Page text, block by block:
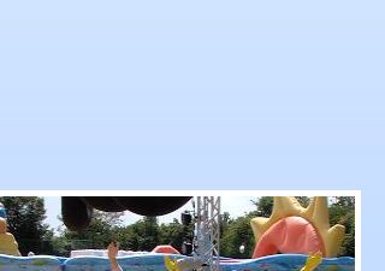
politische Auszeit an
Nachrichten: Tigerenten